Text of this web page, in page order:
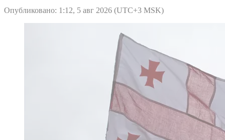
Опубликовано: 1:12, 5 авг 2026 (UTC+3 MSK)